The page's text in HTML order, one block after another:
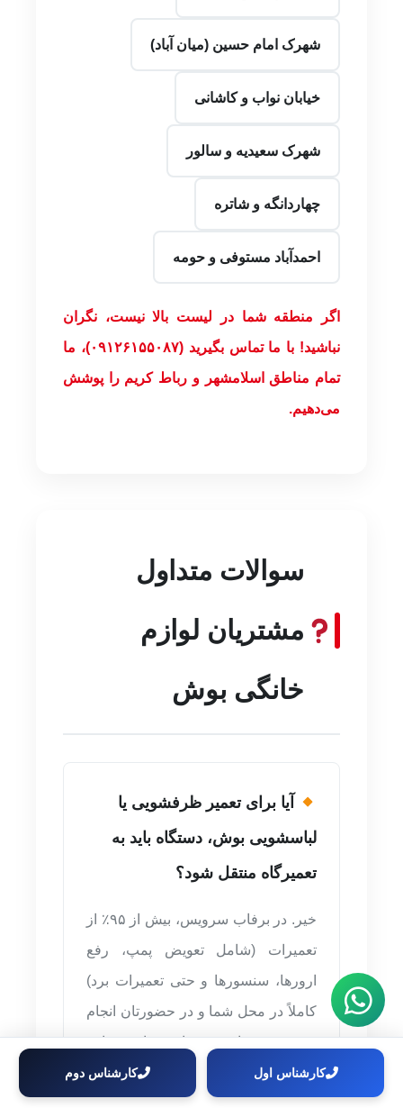
شهرک امام حسین (میان آباد)
خیابان نواب و کاشانی
شهرک سعیدیه و سالور
چهاردانگه و شاتره
احمدآباد مستوفی و حومه
اگر منطقه شما در لیست بالا نیست، نگران
نباشید! با ما تماس بگیرید (۰۹۱۲۶۱۵۵۰۸۷)، ما
تمام مناطق اسلامشهر و رباط کریم را پوشش
می‌دهیم.
سوالات متداول
مشتریان لوازم
خانگی بوش
آیا برای تعمیر ظرفشویی یا
لباسشویی بوش، دستگاه باید به
تعمیرگاه منتقل شود؟
خیر. در برفاب سرویس، بیش از ۹۵٪ از
تعمیرات (شامل تعویض پمپ، رفع
ارورها، سنسورها و حتی تعمیرات برد)
کاملاً در محل شما و در حضورتان انجام
می‌شود. تنها در موارد خاص مانند
تراشکاری دیگ و تعویض بلبرینگ
لباسشویی، فقط قطعه معیوب (دیگ) به
کارشناس اول کارشناس دوم